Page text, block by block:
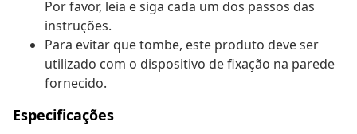
Por favor, leia e siga cada um dos passos das
instruções.
Para evitar que tombe, este produto deve ser
utilizado com o dispositivo de fixação na parede
fornecido.
Especificações